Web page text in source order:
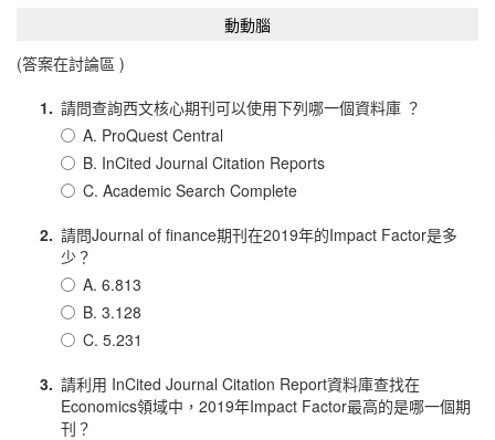
動動腦
(答案在討論區 )
1. 請問查詢西文核心期刊可以使用下列哪一個資料庫 ？
A. ProQuest Central
B. InCited Journal Citation Reports
C. Academic Search Complete
2. 請問Journal of finance期刊在2019年的Impact Factor是多
少？
A. 6.813
B. 3.128
C. 5.231
3. 請利用 InCited Journal Citation Report資料庫查找在
Economics領域中，2019年Impact Factor最高的是哪一個期
刊？